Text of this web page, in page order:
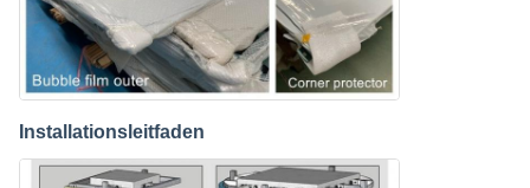
Installationsleitfaden